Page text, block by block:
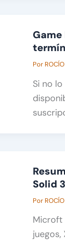
Game
Por
Si no
Solid
Por
Microft